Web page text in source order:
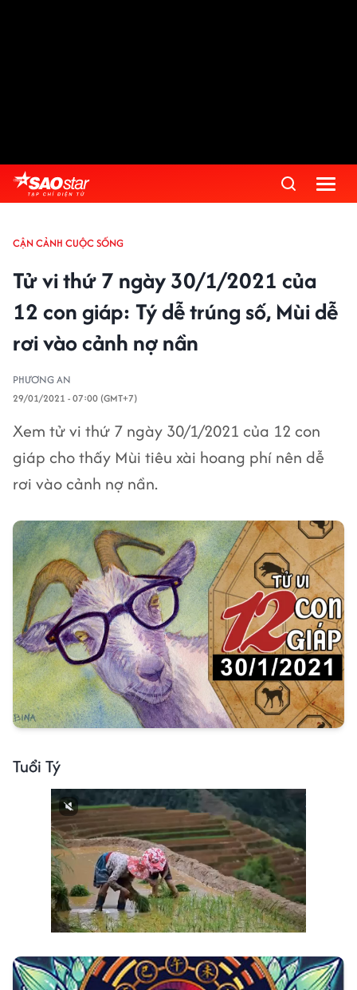
CẬN CẢNH CUỘC SỐNG
Tử vi thứ 7 ngày 30/1/2021 của
12 con giáp: Tý dễ trúng số, Mùi dễ
rơi vào cảnh nợ nần
PHƯƠNG AN
29/01/2021 - 07:00 (GMT+7)
Xem tử vi thứ 7 ngày 30/1/2021 của 12 con
giáp cho thấy Mùi tiêu xài hoang phí nên dễ
rơi vào cảnh nợ nần.
Tuổi Tý